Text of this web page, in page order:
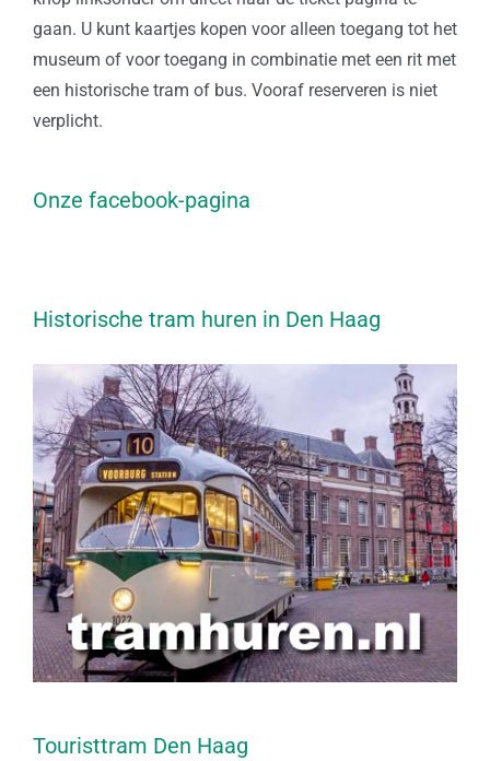
gaan. U kunt kaartjes kopen voor alleen toegang tot het
museum of voor toegang in combinatie met een rit met
een historische tram of bus. Vooraf reserveren is niet
verplicht.
Onze facebook-pagina
Historische tram huren in Den Haag
Touristtram Den Haag